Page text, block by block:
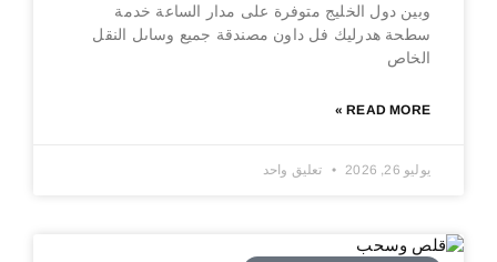
وبين دول الخليج متوفرة على مدار الساعة خدمة
سطحة هدرليك فل داون مصندقة جميع وساىل النقل
الخاص
READ MORE »
يوليو 26, 2026 تعليق واحد